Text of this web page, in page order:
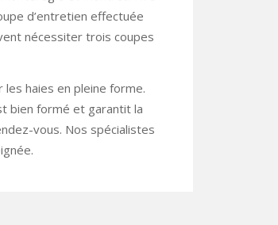
d’entretien effectuée
nécessiter trois coupes
haies en pleine forme.
bien formé et garantit la
vous. Nos spécialistes